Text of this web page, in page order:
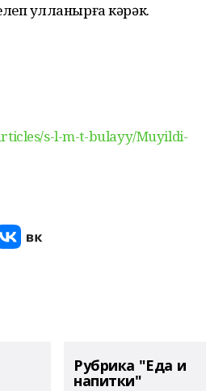
ҡулланырға кәрәк.
s-l-m-t-bulayy/Muyildi-
Рубрика "Еда и
напитки"